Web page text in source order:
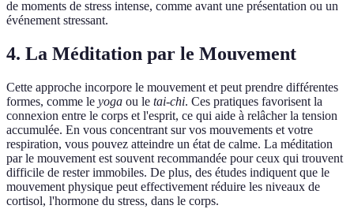
de moments de stress intense, comme avant une présentation ou un
événement stressant.
4. La Méditation par le Mouvement
Cette approche incorpore le mouvement et peut prendre différentes
formes, comme le yoga ou le tai-chi. Ces pratiques favorisent la
connexion entre le corps et l'esprit, ce qui aide à relâcher la tension
accumulée. En vous concentrant sur vos mouvements et votre
respiration, vous pouvez atteindre un état de calme. La méditation
par le mouvement est souvent recommandée pour ceux qui trouvent
difficile de rester immobiles. De plus, des études indiquent que le
mouvement physique peut effectivement réduire les niveaux de
cortisol, l'hormone du stress, dans le corps.